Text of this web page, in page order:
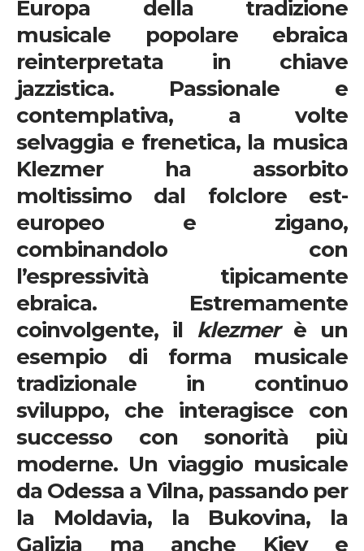
Europa della tradizione
musicale popolare ebraica
reinterpretata in chiave
jazzistica. Passionale e
contemplativa, a volte
selvaggia e frenetica, la musica
Klezmerha assorbito
moltissimo dal folclore est-
europeo e zigano,
combinandolo con
l’espressività tipicamente
ebraica. Estremamente
coinvolgente, il klezmer è un
esempio di forma musicale
tradizionale in continuo
sviluppo, che interagisce con
successo con sonorità più
moderne. Un viaggio musicale
da Odessa a Vilna, passando per
la Moldavia, la Bukovina, la
Galizia ma anche Kiev e